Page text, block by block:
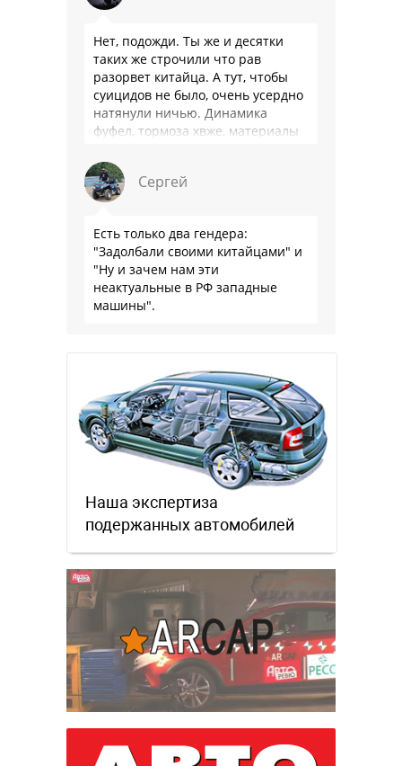
Нет, подожди. Ты же и десятки
таких же строчили что рав
разорвет китайца. А тут, чтобы
суицидов не было, очень усердно
натянули ничью. Динамика
фуфел, тормоза хвже, материалы
Сергей
Есть только два гендера:
"Задолбали своими китайцами" и
"Ну и зачем нам эти
неактуальные в РФ западные
машины".
Наша экспертиза
подержанных автомобилей